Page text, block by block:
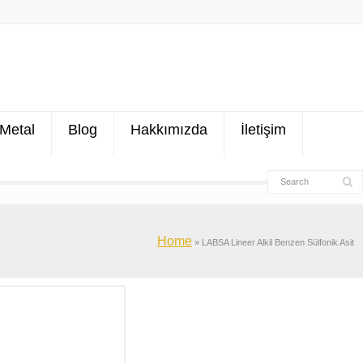
Metal Blog Hakkımızda İletişim
Home » LABSA Lineer Alkil Benzen Sülfonik Asit